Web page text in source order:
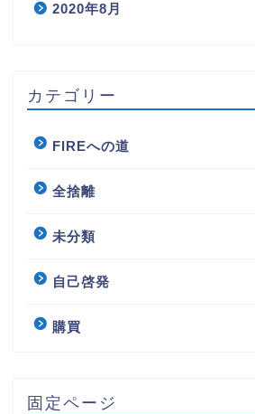
2020年8月
カテゴリー
FIREへの道
全捨離
未分類
自己啓発
購買
固定ページ